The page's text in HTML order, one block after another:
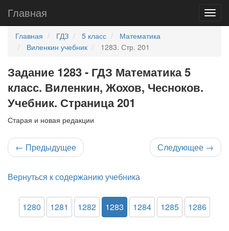
Главная
Главная ГДЗ 5 класс
Математика
Виленкин учебник
1283. Стр. 201
Задание 1283 - ГДЗ Математика 5
класс. Виленкин, Жохов, Чесноков.
Учебник. Страница 201
Старая и новая редакции
← Предыдущее Следующее →
Вернуться к содержанию учебника
1280 1281 1282 1283 1284 1285 1286